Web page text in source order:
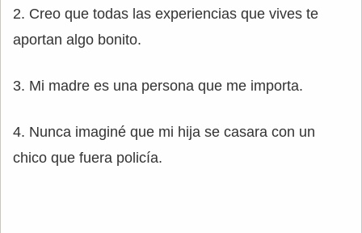
2. Creo que todas las experiencias que vives te
aportan algo bonito.
3. Mi madre es una persona que me importa.
4. Nunca imaginé que mi hija se casara con un
chico que fuera policía.